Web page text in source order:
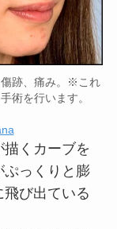
傷跡、痛み。※これ
術を行います。
くカーブを
ぷっくりと膨
び出ている